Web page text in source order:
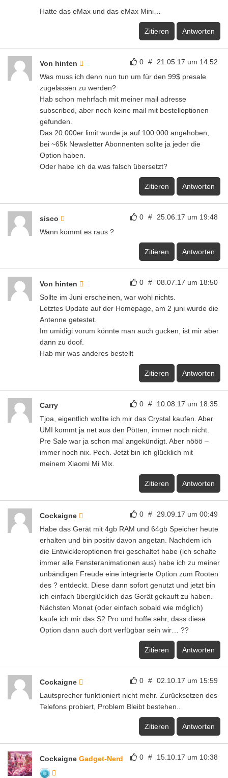
Hatte das eMax und das eMax Mini…
Zitieren Antworten
0 # 21.05.17 um 14:52
Von hinten
Was muss ich denn nun tun um für den 99$ presale
zugelassen zu werden?
Hab schon mehrfach mit meiner mail adresse
subscribed, aber noch keine mail mit bestelloptionen
gefunden.
Das 20.000er limit wurde ja auf 100.000 angehoben,
bei ~65k Newsletter Abonnenten sollte ja jeder die
Option haben.
Oder habe ich da was falsch übersetzt?
Zitieren Antworten
0 # 25.06.17 um 19:48
sisco
Wann kommt es raus ?
Zitieren Antworten
0 # 08.07.17 um 18:50
Von hinten
Sollte im Juni erscheinen, war wohl nichts.
Letztes Update auf der Homepage, am 2 juni wurde die
Antenne getestet.
Im umidigi vorum könnte man auch gucken, ist mir aber
dann zu doof.
Hab mir was anderes bestellt
Zitieren Antworten
0 # 10.08.17 um 18:35
Carry
Tjoa, eigentlich wollte ich mir das Crystal kaufen. Aber
UMI kommt ja net aus den Pötten, immer noch nicht.
Pre Sale war ja schon mal angekündigt. Aber nööö –
immer noch nix. Pech. Jetzt bin ich glücklich mit
meinem Xiaomi Mi Mix.
Zitieren Antworten
0 # 29.09.17 um 00:49
Cockaigne
Habe das Gerät mit 4gb RAM und 64gb Speicher heute
erhalten und bin positiv davon angetan. Nachdem ich
die Entwickleroptionen frei geschaltet habe (ich schalte
immer alle Fensteranimationen aus) habe ich zu meiner
unbändigen Freude eine integrierte Option zum Rooten
des ? entdeckt. Diese dann sofort genutzt und jetzt bin
ich einfach überglücklich das Gerät gekauft zu haben.
Nächsten Monat (oder einfach sobald wie möglich)
kaufe ich mir das S2 Pro und hoffe sehr, dass diese
Option dann auch dort verfügbar sein wir… ??
Zitieren Antworten
0 # 02.10.17 um 15:59
Cockaigne
Lautsprecher funktioniert nicht mehr. Zurücksetzen des
Telefons probiert, Problem Bleibt bestehen..
Zitieren Antworten
0 # 15.10.17 um 10:38
Cockaigne Gadget-Nerd